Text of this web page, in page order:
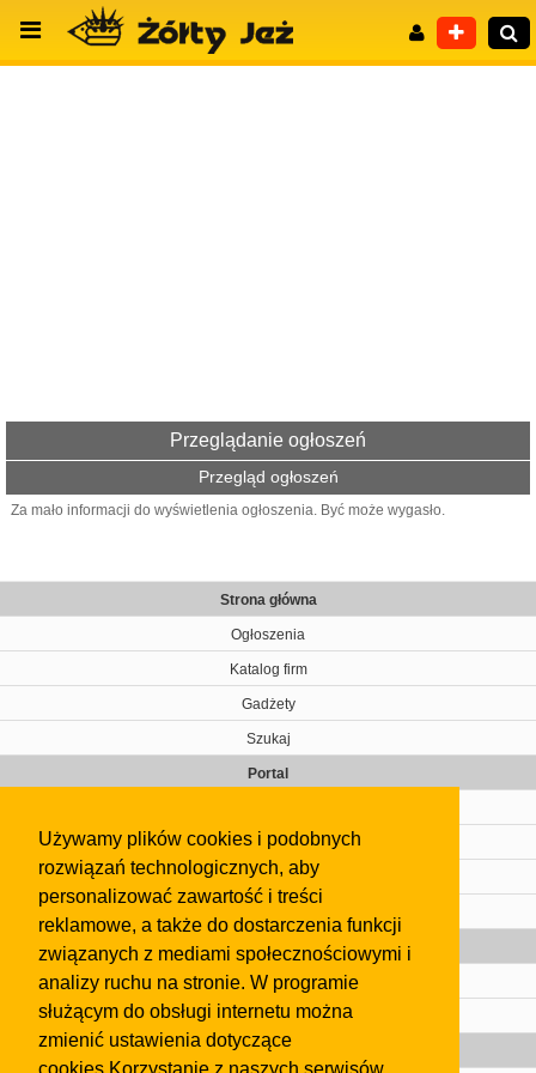
Używamy plików cookies i podobnych
rozwiązań technologicznych, aby
personalizować zawartość i treści
reklamowe, a także do dostarczenia funkcji
związanych z mediami społecznościowymi i
analizy ruchu na stronie. W programie
służącym do obsługi internetu można
zmienić ustawienia dotyczące
Przeglądanie ogłoszeń
Przegląd ogłoszeń
Za mało informacji do wyświetlenia ogłoszenia. Być może wygasło.
Strona główna
Ogłoszenia
Katalog firm
Gadżety
Szukaj
Portal
Kontakt
Regulamin
Gazeta
Olkusz
Kontakt
Strefa dla biznesu